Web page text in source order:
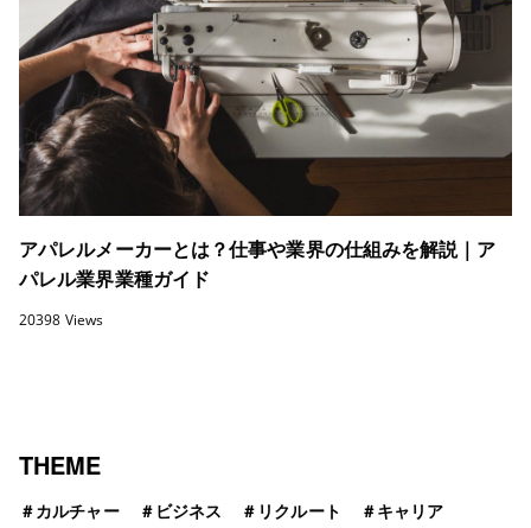
アパレルメーカーとは？仕事や業界の仕組みを解説｜ア
パレル業界業種ガイド
20398 Views
THEME
＃カルチャー ＃ ビジネス ＃ リクルート ＃キャリア